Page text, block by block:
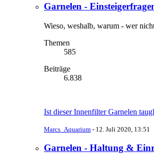
Garnelen -
Wieso, weshalb, warum - wer
Themen
585
Beiträge
6.838
Ist dieser Innenfilter Garnelen
Marcs_Aquarium - 12. Juli 2020, 13:51
Garnelen - Haltung &